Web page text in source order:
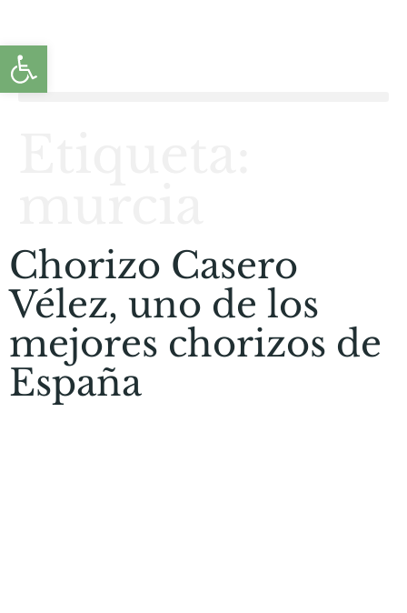
Chorizo Casero
Vélez, uno de los
mejores chorizos de
España
Abrir barra de herramientas